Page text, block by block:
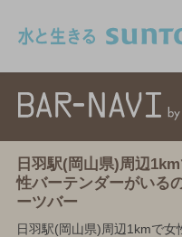
日羽駅(岡山県)周辺
性バーテンダーがいる
ーツバー
日羽駅(岡山県)周辺1kmで